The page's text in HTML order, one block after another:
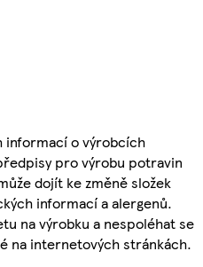
informací o výrobcích
pro výrobu potravin
dojít ke změně složek
informací a alergenů.
na výrobku a nespoléhat se
na internetových stránkách.